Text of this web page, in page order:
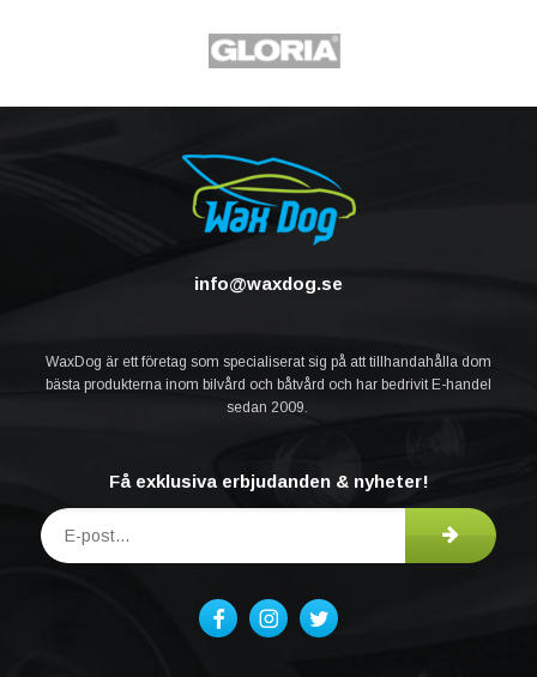
info@waxdog.se
WaxDog är ett företag som specialiserat sig på att tillhandahålla dom
bästa produkterna inom bilvård och båtvård och har bedrivit E-handel
sedan 2009.
Få exklusiva erbjudanden & nyheter!